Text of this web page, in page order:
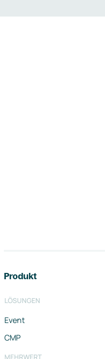
Produkt
LÖSUNGEN
Event
CMP
MEHRWERT